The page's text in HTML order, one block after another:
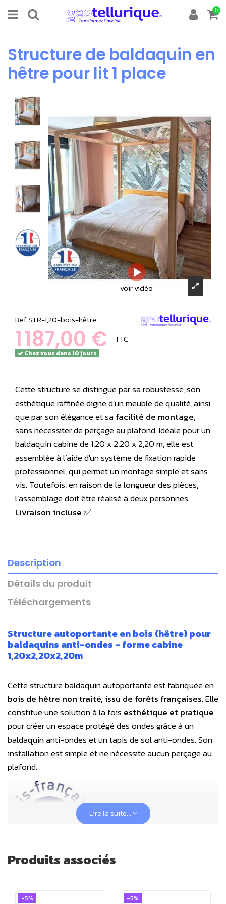
0
Structure de baldaquin en
hêtre pour lit 1 place
voir vidéo
RefSTR-1,20-bois-hêtre
1 187,00 € TTC
Chez vous dans 10 jours
Cette structure se distingue par sa robustesse, son
esthétique raffinée digne d’un meuble de qualité, ainsi
que par son élégance et safacilité de montage,
sans nécessiter de perçage au plafond. Idéale pour un
baldaquin cabine de 1,20 x 2,20 x 2,20 m, elle est
assemblée à l’aide d'un système de fixation rapide
professionnel, qui permet un montage simple et sans
vis. Toutefois, en raison de la longueur des pièces,
l’assemblage doit être réalisé à deux personnes.
Livraison incluse ✅
Description
Détails du produit
Téléchargements
Structureautoportanteen bois (hêtre)pour
baldaquins anti-ondes - forme cabine
1,20x2,20x2,20m
Cette structure baldaquin autoportante est fabriquée en
bois de hêtre non traité, issu de forêts françaises. Elle
constitue une solution à la fois esthétique et pratique
pour créer un espace protégé des ondes grâce à un
baldaquin anti-ondes et un tapis de sol anti-ondes. Son
installation est simple et ne nécessite aucun perçage au
plafond.
22 mm, tandis que les quatre poteaux
Lire la suite...
Produits associés
-5% -5%